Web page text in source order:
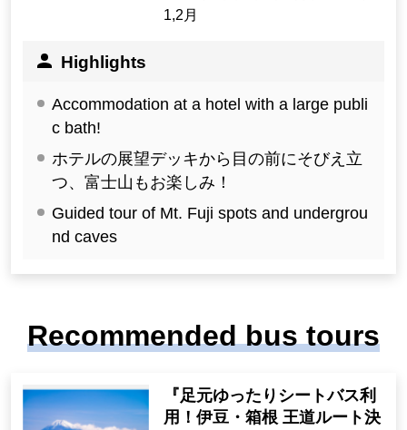
【出発月】
Highlights
Accommodation at a hotel with a large publi
c bath!
ホテルの展望デッキから目の前にそびえ立
つ、富士山もお楽しみ！
Recommended bus tours